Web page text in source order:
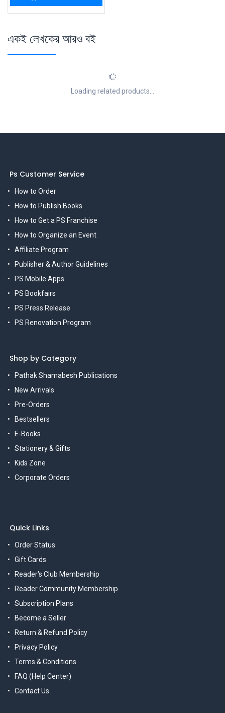
একই লেখকের আরও বই
Loading related products...
Ps Customer Service
How to Order
How to Publish Books
How to Get a PS Franchise
How to Organize an Event
Affiliate Program
Publisher & Author Guidelines
PS Mobile Apps
PS Bookfairs
PS Press Release
PS Renovation Program
Shop by Category
Pathak Shamabesh Publications
New Arrivals
Pre-Orders
Bestsellers
E-Books
Stationery & Gifts
Kids Zone
Corporate Orders
Quick Links
Order Status
Gift Cards
Reader's Club Membership
Reader Community Membership
Subscription Plans
Become a Seller
Return & Refund Policy
Privacy Policy
Terms & Conditions
FAQ (Help Center)
Contact Us